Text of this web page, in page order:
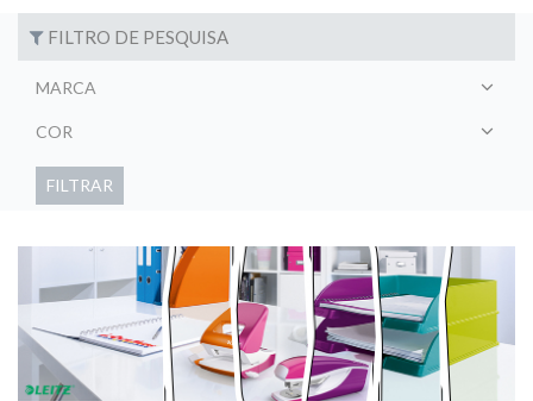
FILTRO DE PESQUISA
MARCA
COR
FILTRAR